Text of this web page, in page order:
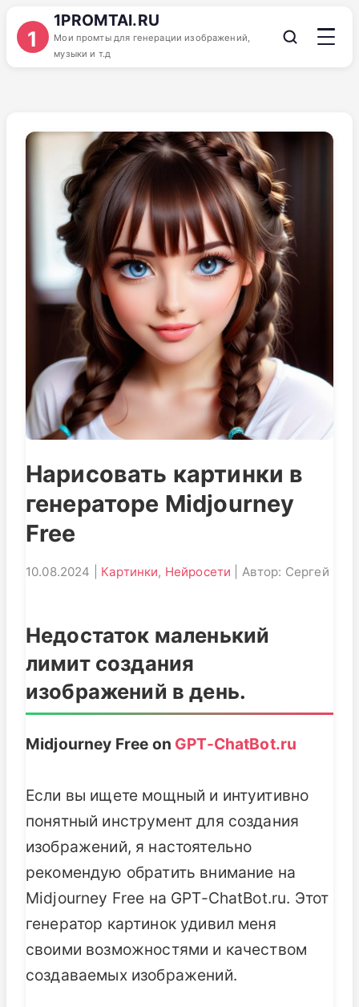
1
1PROMTAI.RU
Мои промты для генерации изображений,
музыки и т.д
Нарисовать картинки в
генераторе Midjourney
Free
10.08.2024 | Картинки, Нейросети | Автор: Сергей
Недостаток маленький
лимит создания
изображений в день.
Midjourney Free on GPT-ChatBot.ru
Если вы ищете мощный и интуитивно
понятный инструмент для создания
изображений, я настоятельно
рекомендую обратить внимание на
Midjourney Free на GPT-ChatBot.ru. Этот
генератор картинок удивил меня
своими возможностями и качеством
создаваемых изображений.